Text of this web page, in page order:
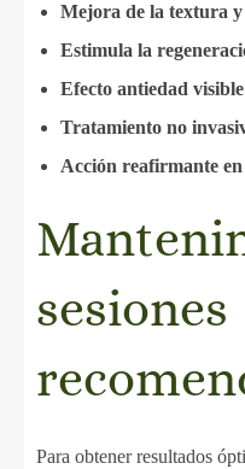
Mejora de la textura
Estimula la
Efecto antiedad
Tratamiento no
Acción reafirmante
sesiones
Para obtener resultados